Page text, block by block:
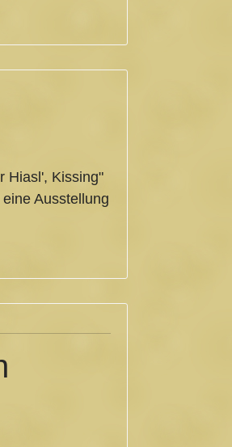
Hiasl', Kissing"
Ausstellung